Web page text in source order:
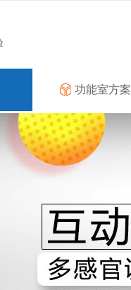
功能室方案